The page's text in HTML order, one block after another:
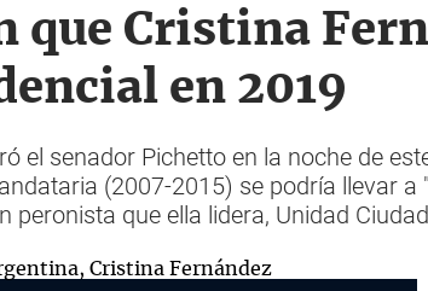
que Cristina
en 2019
el senador Pichetto en la noche de
(2007-2015) se podría llevar a
peronista que ella lidera, Unidad